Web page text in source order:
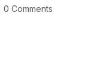
0 Comments